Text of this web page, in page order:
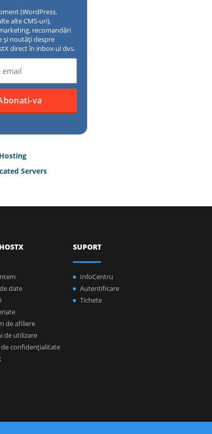
(WordPress,
alte CMS-uri),
recomandări
și noutăți despre
direct în inbox-ul dvs.
Servers
date
de afiliere
de utilizare
de confidenţialitate
SUPORT
InfoCentru
Autentificare
Tichete